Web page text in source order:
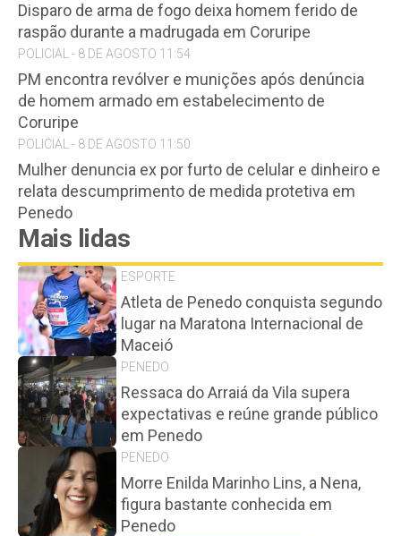
Disparo de arma de fogo deixa homem ferido de
raspão durante a madrugada em Coruripe
POLICIAL - 8 DE AGOSTO 11:54
PM encontra revólver e munições após denúncia
de homem armado em estabelecimento de
Coruripe
POLICIAL - 8 DE AGOSTO 11:50
Mulher denuncia ex por furto de celular e dinheiro e
relata descumprimento de medida protetiva em
Penedo
Mais lidas
ESPORTE
Atleta de Penedo conquista segundo
lugar na Maratona Internacional de
Maceió
PENEDO
Ressaca do Arraiá da Vila supera
expectativas e reúne grande público
em Penedo
PENEDO
Morre Enilda Marinho Lins, a Nena,
figura bastante conhecida em
Penedo